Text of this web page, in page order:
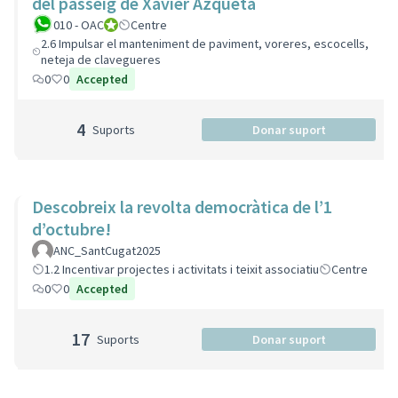
010 - OAC010 - Oficina d'Atenció Ciutadana
Centre
2.6 Impulsar el manteniment de paviment, voreres, escocells,
neteja de clavegueres
0
0 Accepted
4 Suports Donar suport
Descobreix la revolta democràtica de l’1
d’octubre!
ANC_SantCugat2025
1.2 Incentivar projectes i activitats i teixit associatiu
Centre
0
0 Accepted
17 Suports Donar suport